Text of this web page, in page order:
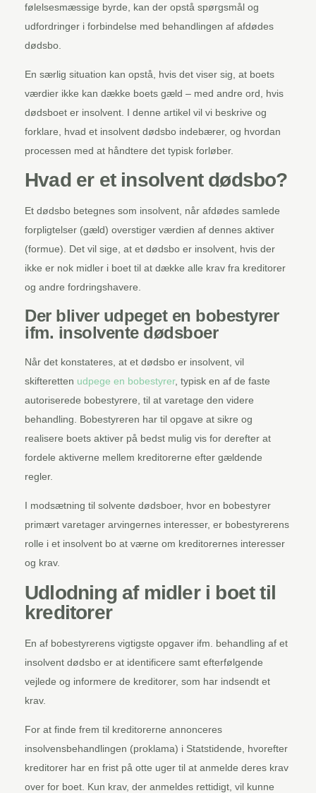
følelsesmæssige byrde, kan der opstå spørgsmål og
udfordringer i forbindelse med behandlingen af afdødes
dødsbo.
En særlig situation kan opstå, hvis det viser sig, at boets
værdier ikke kan dække boets gæld – med andre ord, hvis
dødsboet er insolvent. I denne artikel vil vi beskrive og
forklare, hvad et insolvent dødsbo indebærer, og hvordan
processen med at håndtere det typisk forløber.
Hvad er et insolvent dødsbo?
Et dødsbo betegnes som insolvent, når afdødes samlede
forpligtelser (gæld) overstiger værdien af dennes aktiver
(formue). Det vil sige, at et dødsbo er insolvent, hvis der
ikke er nok midler i boet til at dække alle krav fra kreditorer
og andre fordringshavere.
Der bliver udpeget en bobestyrer
ifm. insolvente dødsboer
Når det konstateres, at et dødsbo er insolvent, vil
skifteretten udpege en bobestyrer, typisk en af de faste
autoriserede bobestyrere, til at varetage den videre
behandling. Bobestyreren har til opgave at sikre og
realisere boets aktiver på bedst mulig vis for derefter at
fordele aktiverne mellem kreditorerne efter gældende
regler.
I modsætning til solvente dødsboer, hvor en bobestyrer
primært varetager arvingernes interesser, er bobestyrerens
rolle i et insolvent bo at værne om kreditorernes interesser
og krav.
Udlodning af midler i boet til
kreditorer
En af bobestyrerens vigtigste opgaver ifm. behandling af et
insolvent dødsbo er at identificere samt efterfølgende
vejlede og informere de kreditorer, som har indsendt et
krav.
For at finde frem til kreditorerne annonceres
insolvensbehandlingen (proklama) i Statstidende, hvorefter
kreditorer har en frist på otte uger til at anmelde deres krav
over for boet. Kun krav, der anmeldes rettidigt, vil kunne